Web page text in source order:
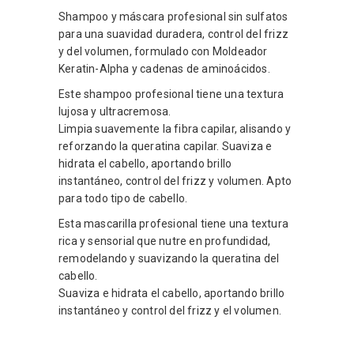
Shampoo y máscara profesional sin sulfatos
para una suavidad duradera, control del frizz
y del volumen, formulado con Moldeador
Keratin-Alpha y cadenas de aminoácidos.
Este shampoo profesional tiene una textura
lujosa y ultracremosa.
Limpia suavemente la fibra capilar, alisando y
reforzando la queratina capilar. Suaviza e
hidrata el cabello, aportando brillo
instantáneo, control del frizz y volumen. Apto
para todo tipo de cabello.
Esta mascarilla profesional tiene una textura
rica y sensorial que nutre en profundidad,
remodelando y suavizando la queratina del
cabello.
Suaviza e hidrata el cabello, aportando brillo
instantáneo y control del frizz y el volumen.